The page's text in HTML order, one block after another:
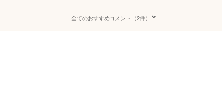
全てのおすすめコメント（2件）